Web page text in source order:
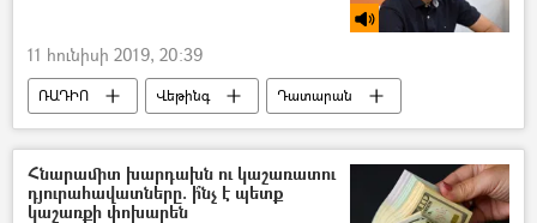
11 հունիսի 2019, 20:39
ՌԱԴԻՈ Վեթինգ Դատարան
Հնարամիտ խարդախն ու կաշառատու
դյուրահավատները. ի՞նչ է պետք
կաշառքի փոխարեն